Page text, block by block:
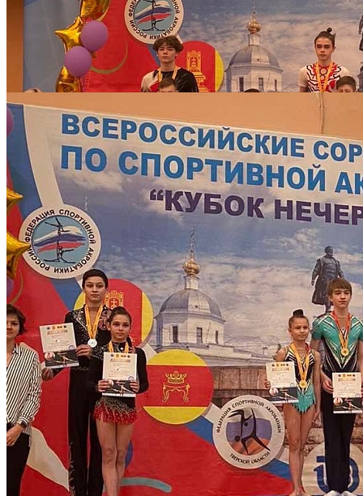
Количество просмотров: 1005
Обучающиеся коллектива «Спортивная акробатика» Дворца
творчества детей и молодежи завоевали золотую медаль на
Всероссийских соревнованиях по спортивной акробатике
«Кубок Нечерноземья».
Соревнования проходили в г. Тверь с 22 по 26 апреля. В Кубке
приняли участие более 500 спортсменов из 20 регионов
страны.